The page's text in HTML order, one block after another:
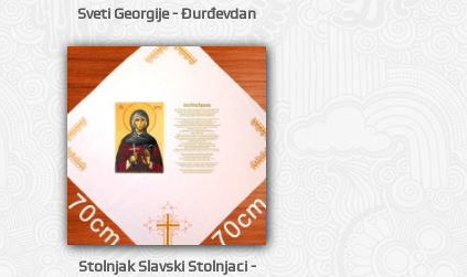
Sveti Georgije - Đurđevdan
Stolnjak Slavski Stolnjaci -